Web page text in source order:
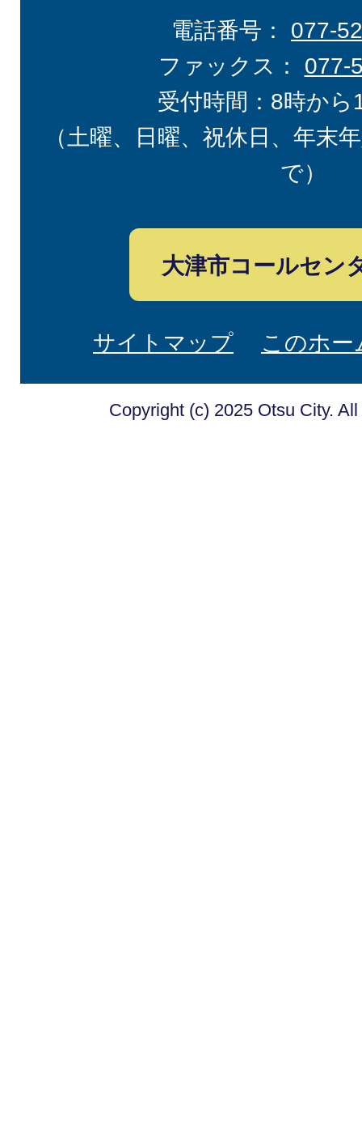
電話番号： 077-
ファックス： 077-
受付時間：8時から
（土曜、日曜、祝休日、年末
で）
大津市コールセン
サイトマップ このホ
Copyright (c) 2025 Otsu City.